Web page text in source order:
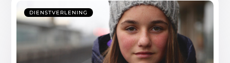
DIENSTVERLENING